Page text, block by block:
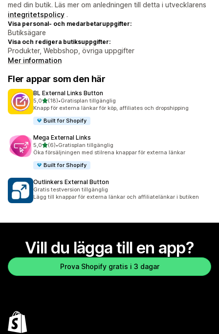
med din butik. Läs mer om anledningen till detta i utvecklarens
integritetspolicy .
Visa personal- och medarbetaruppgifter:
Butiksägare
Visa och redigera butiksuppgifter:
Produkter, Webbshop, övriga uppgifter
Mer information
Fler appar som den här
BL External Links Button
5,0av 5 stjärnor
(18)
18 recensioner totalt
•Gratisplan tillgänglig
Knapp för externa länkar för köp, affiliates och dropshipping
Built for Shopify
Mega External Links
5,0av 5 stjärnor
(6)
6 recensioner totalt
•Gratisplan tillgänglig
Öka försäljningen med stilrena knappar för externa länkar
Built for Shopify
Outlinkers External Button
Gratis testversion tillgänglig
Lägg till knappar för externa länkar och affiliatelänkar i butiken
Vill du lägga till en app?
Prova Shopify gratis i 3 dagar